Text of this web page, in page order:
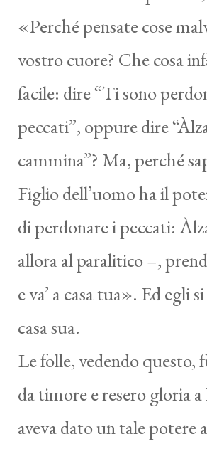
«Perché pensate cose
vostro cuore? Che cosa
facile: dire “Ti sono
peccati”, oppure dire
cammina”? Ma, perché
Figlio dell’uomo ha il
di perdonare i peccati:
allora al paralitico –,
e va’ a casa tua». Ed egli
casa sua.
Le folle, vedendo questo,
da timore e resero gloria
aveva dato un tale potere